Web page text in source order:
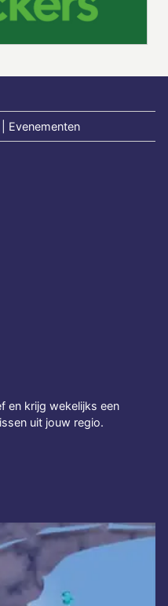
Evenementen
en krijg wekelijks een
uit jouw regio.